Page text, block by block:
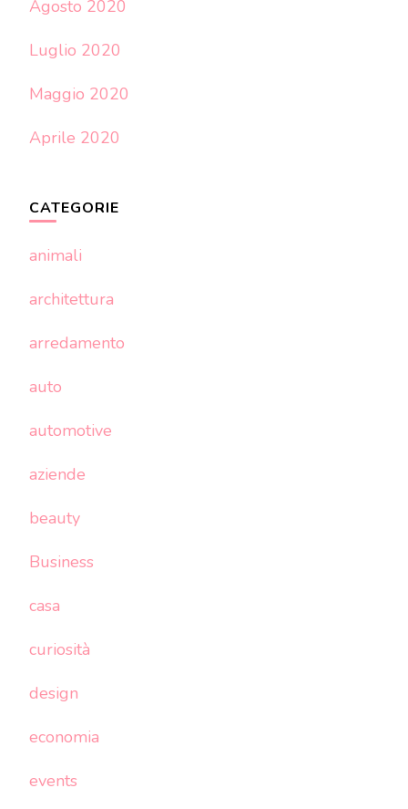
Agosto 2020
Luglio 2020
Maggio 2020
Aprile 2020
CATEGORIE
animali
architettura
arredamento
auto
automotive
aziende
beauty
Business
casa
curiosità
design
economia
events